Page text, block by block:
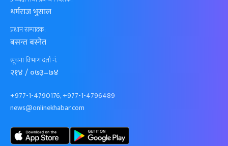
धर्मराज भुसाल
प्रधान सम्पादक:
बसन्त बस्नेत
सूचना विभाग दर्ता नं.
२१४ / ०७३–७४
+977-1-4790176, +977-1-4796489
news@onlinekhabar.com